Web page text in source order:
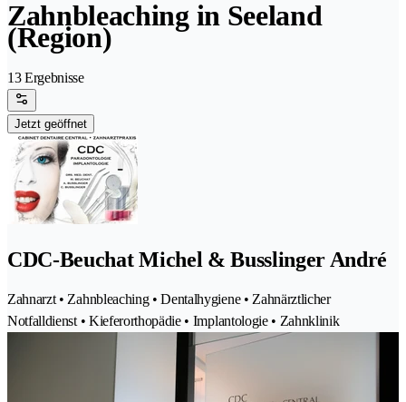
Zahnbleaching in Seeland
(Region)
13 Ergebnisse
Jetzt geöffnet
CDC-Beuchat Michel & Busslinger André
Zahnarzt • Zahnbleaching • Dentalhygiene • Zahnärztlicher
Notfalldienst • Kieferorthopädie • Implantologie • Zahnklinik